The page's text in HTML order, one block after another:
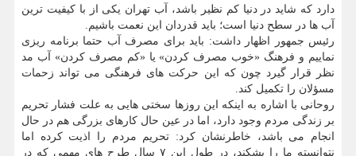
دارد که شاید در دنیا کم نظیر باشد، آب تهران یکی از با کیفیت ترین
آب ها در سطح دنیا است؛ باید قدردان این نعمت باشیم.
رئیس جمهور اظهار داشت: باید برای مصرف آب حتما برنامه ریزی
نماییم و فرهنگ «خوب مصرف کردن» یا «کم مصرف کردن» آب مد
نظر قرار گیرد چون که این حرکت های فرهنگی می تواند زحمات
مسؤلان را تکمیل کند.
روحانی با اشاره به اینکه این روزها سختی هایی به علت فشار تحریم
بر زندگی مردم وجود دارد، اما در عین حال کارهای بزرگی هم در حال
انجام می باشد، خاطرنشان کرد: تحریم مردم را اذیت کرده اما
نتوانسته ما را بشکند، در طول این ۷ سال طرح های مهمی که در